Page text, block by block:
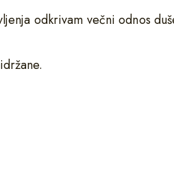
odkrivam večni odnos